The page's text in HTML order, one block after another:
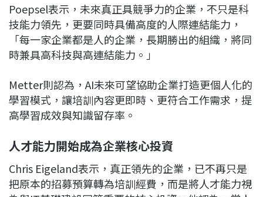
Poepsel表示，未來真正具競爭力的企業，不只是科
技能力領先，更要同時具備高度的人際連結能力，
「每一家企業都是人的企業，長期勝出的組織，將同
時兼具高科技與高連結能力。」
Metter則認為，AI未來可望協助企業打造更個人化的
學習模式，讓培訓內容更即時、更符合工作需求，提
高學習成效與知識留存率。
人才能力開始成為企業核心投資
Chris Eigeland表示，真正領先的企業，已不再只是
把原本的招募預算轉為培訓經費，而是將人才能力視